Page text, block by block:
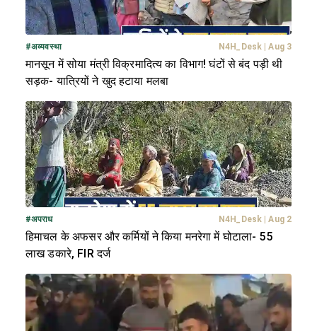
#अव्यवस्था N4H_Desk | Aug 3
मानसून में सोया मंत्री विक्रमादित्य का विभाग! घंटों से बंद पड़ी थी
सड़क- यात्रियों ने खुद हटाया मलबा
#अपराध N4H_Desk | Aug 2
हिमाचल के अफसर और कर्मियों ने किया मनरेगा में घोटाला- 55
लाख डकारे, FIR दर्ज